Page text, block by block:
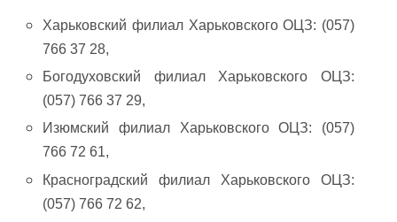
Харьковский филиал Харьковского ОЦЗ: (057)
766 37 28,
Богодуховский филиал Харьковского ОЦЗ:
(057) 766 37 29,
Изюмский филиал Харьковского ОЦЗ: (057)
766 72 61,
Красноградский филиал Харьковского ОЦЗ:
(057) 766 72 62,